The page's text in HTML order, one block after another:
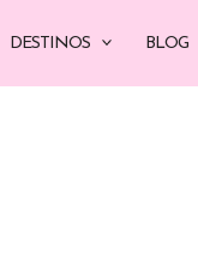
DESTINOS BLOG